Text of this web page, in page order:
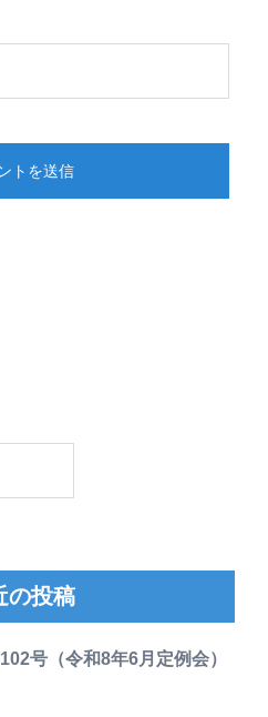
の投稿
号（令和8年6月定例会）